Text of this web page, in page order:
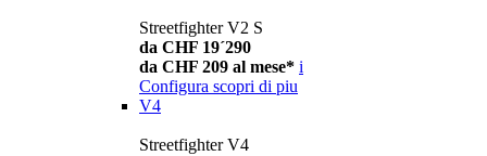
Streetfighter V2 S
da CHF 19´290
da CHF 209 al mese* i
Configura scopri di piu
V4
Streetfighter V4